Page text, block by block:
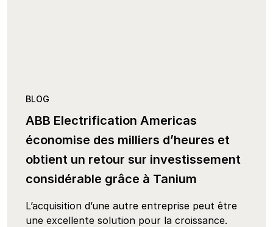
BLOG
ABB Electrification Americas
économise des milliers d’heures et
obtient un retour sur investissement
considérable grâce à Tanium
L’acquisition d’une autre entreprise peut être
une excellente solution pour la croissance.